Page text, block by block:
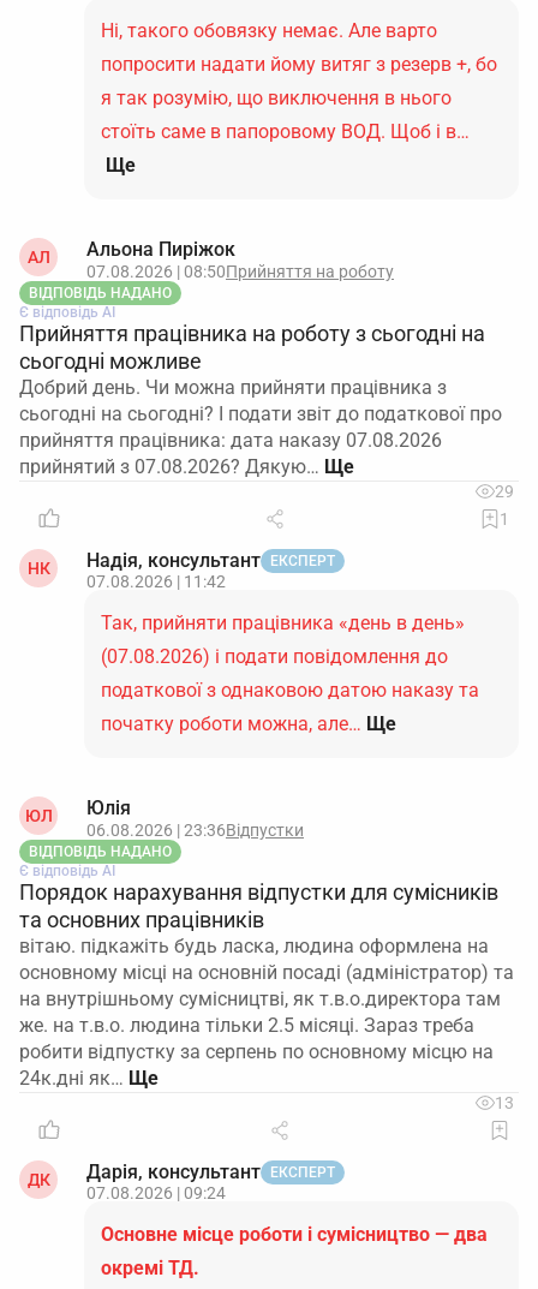
Ні, такого обовязку немає. Але варто
попросити надати йому витяг з резерв +, бо
я так розумію, що виключення в нього
стоїть саме в папоровому ВОД. Щоб і в…
Ще
АЛ Альона Пиріжок
07.08.2026 | 08:50Прийняття на роботу
ВІДПОВІДЬ НАДАНО
Є відповідь АІ
Прийняття працівника на роботу з сьогодні на
сьогодні можливе
Добрий день. Чи можна прийняти працівника з
сьогодні на сьогодні? І подати звіт до податкової про
прийняття працівника: дата наказу 07.08.2026
прийнятий з 07.08.2026? Дякую…
29
1
НК Надія, консультант ЕКСПЕРТ
07.08.2026 | 11:42
Так, прийняти працівника «день в день»
(07.08.2026) і подати повідомлення до
податкової з однаковою датою наказу та
початку роботи можна, але… Ще
ЮЛ Юлія
06.08.2026 | 23:36Відпустки
ВІДПОВІДЬ НАДАНО
Є відповідь АІ
Порядок нарахування відпустки для сумісників
та основних працівників
вітаю. підкажіть будь ласка, людина оформлена на
основному місці на основній посаді (адміністратор) та
на внутрішньому сумісництві, як т.в.о.директора там
же. на т.в.о. людина тільки 2.5 місяці. Зараз треба
робити відпустку за серпень по основному місцю на
24к.дні як…
13
ДК Дарія, консультант ЕКСПЕРТ
07.08.2026 | 09:24
Основне місце роботи і сумісництво — два
окремі ТД.